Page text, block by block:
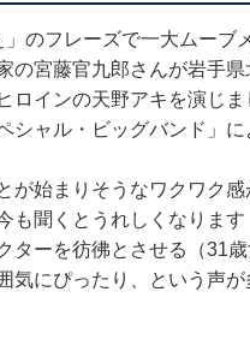
のフレーズで一大ムー
の宮藤官九郎さんが岩手
ロインの天野アキを演じ
シャル・ビッグバンド」
が始まりそうなワクワク
も聞くとうれしくなりま
ターを彷彿とさせる（31
気にぴったり、という声が